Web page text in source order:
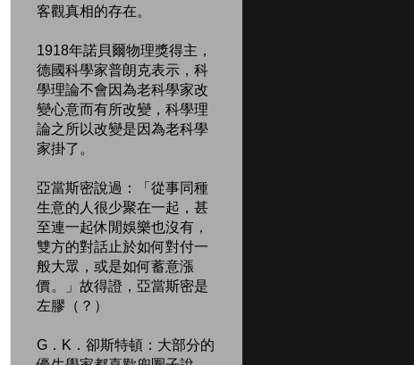
客觀真相的存在。
1918年諾貝爾物理獎得主，
德國科學家普朗克表示，科
學理論不會因為老科學家改
變心意而有所改變，科學理
論之所以改變是因為老科學
家掛了。
亞當斯密說過：「從事同種
生意的人很少聚在一起，甚
至連一起休閒娛樂也沒有，
雙方的對話止於如何對付一
般大眾，或是如何蓄意漲
價。」故得證，亞當斯密是
左膠（？）
G．K．卻斯特頓：大部分的